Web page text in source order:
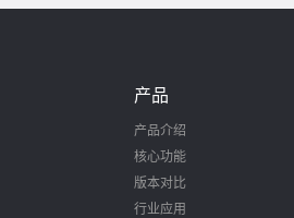
产品
产品介绍
核心功能
版本对比
行业应用